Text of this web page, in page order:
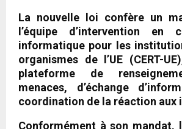
La nouvelle loi confère un
l’équipe d’intervention en
informatique pour les
organismes de l’UE (CERT-
plateforme de
menaces, d’échange
coordination de la réaction aux
Conformément à son mandat,